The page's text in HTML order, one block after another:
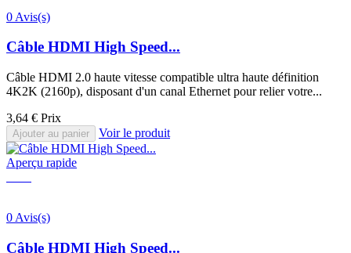
0 Avis(s)
Câble HDMI High Speed...
Câble HDMI 2.0 haute vitesse compatible ultra haute définition
4K2K (2160p), disposant d'un canal Ethernet pour relier votre...
3,64 € Prix
Ajouter au panier Voir le produit
Aperçu rapide
0 Avis(s)
Câble HDMI High Speed...